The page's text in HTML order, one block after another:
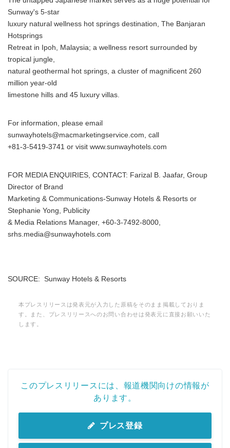
Sunway's 5-star
luxury natural wellness hot springs destination, The Banjaran
Hotsprings
Retreat in Ipoh, Malaysia; a wellness resort surrounded by
tropical jungle,
natural geothermal hot springs, a cluster of magnificent 260
million year-old
limestone hills and 45 luxury villas.
For information, please email
sunwayhotels@macmarketingservice.com, call
+81-3-5419-3741 or visit www.sunwayhotels.com
FOR MEDIA ENQUIRIES, CONTACT: Farizal B. Jaafar, Group
Director of Brand
Marketing & Communications-Sunway Hotels & Resorts or
Stephanie Yong, Publicity
& Media Relations Manager, +60-3-7492-8000,
srhs.media@sunwayhotels.com
SOURCE: Sunway Hotels & Resorts
本プレスリリースは発表元が入力した原稿をそのまま掲載しておりま
す。また、プレスリリースへのお問い合わせは発表元に直接お願いいた
します。
このプレスリリースには、報道機関向けの情報が
あります。
プレス登録